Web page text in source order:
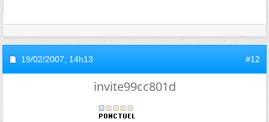
19/02/2007, 14h13 #12
invite99cc801d